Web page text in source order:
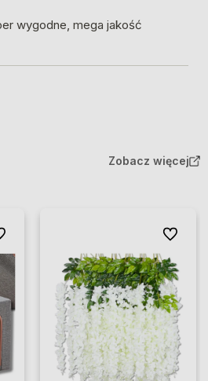
wygodne, mega jakość
Zobacz więcej
ulubionych Do